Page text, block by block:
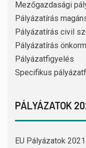
Mezőgazdasági
Pályázatírás
Pályázatírás civil
Pályázatírás
Pályázatfigyelés
Specifikus
PÁLYÁZATOK
EU Pályázatok